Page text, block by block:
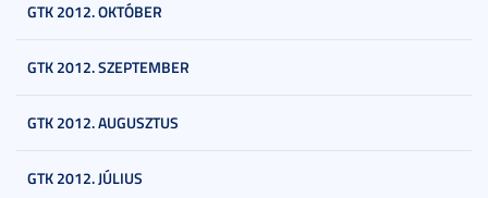
GTK 2012. OKTÓBER
GTK 2012. SZEPTEMBER
GTK 2012. AUGUSZTUS
GTK 2012. JÚLIUS